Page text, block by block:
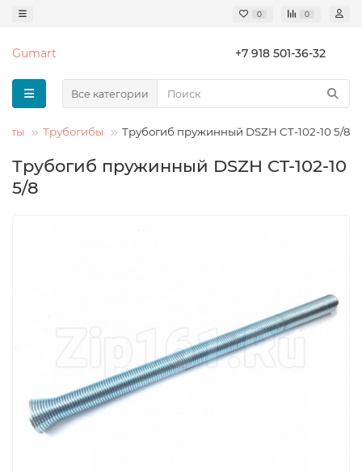
0 0
Gumart +7 918 501-36-32
Все категории
Трубогибы Трубогиб пружинный DSZH CT-102-10 5/8
Трубогиб пружинный DSZH CT-102-10
5/8